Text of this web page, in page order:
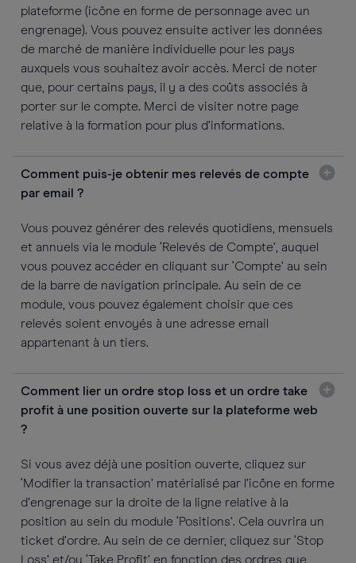
plateforme (icône en forme de personnage avec un
engrenage). Vous pouvez ensuite activer les données
de marché de manière individuelle pour les pays
auxquels vous souhaitez avoir accès. Merci de noter
que, pour certains pays, il y a des coûts associés à
porter sur le compte. Merci de visiter notre page
relative à la formation pour plus d’informations.
Comment puis-je obtenir mes relevés de compte
par email ?
Vous pouvez générer des relevés quotidiens, mensuels
et annuels via le module ‘Relevés de Compte’, auquel
vous pouvez accéder en cliquant sur ‘Compte’ au sein
de la barre de navigation principale. Au sein de ce
module, vous pouvez également choisir que ces
relevés soient envoyés à une adresse email
appartenant à un tiers.
Comment lier un ordre stop loss et un ordre take
profit à une position ouverte sur la plateforme web
?
Si vous avez déjà une position ouverte, cliquez sur
‘Modifier la transaction’ matérialisé par l’icône en forme
d’engrenage sur la droite de la ligne relative à la
position au sein du module ‘Positions’. Cela ouvrira un
ticket d’ordre. Au sein de ce dernier, cliquez sur ‘Stop
Loss’ et/ou ‘Take Profit’ en fonction des ordres que